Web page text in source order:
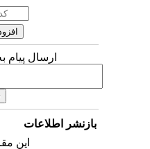
ارسال پیام
بازنشر اطلاعات
این